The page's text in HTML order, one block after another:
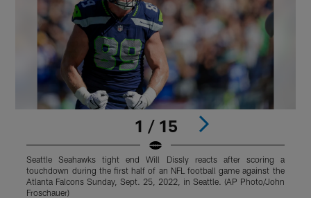
1 / 15
Seattle Seahawks tight end Will Dissly reacts after scoring a
touchdown during the first half of an NFL football game against the
Atlanta Falcons Sunday, Sept. 25, 2022, in Seattle. (AP Photo/John
Froschauer)